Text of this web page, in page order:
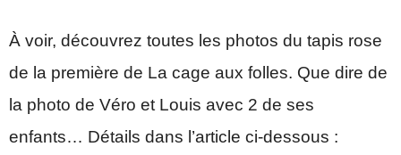
À voir, découvrez toutes les photos du tapis rose
de la première de La cage aux folles. Que dire de
la photo de Véro et Louis avec 2 de ses
enfants… Détails dans l’article ci-dessous :